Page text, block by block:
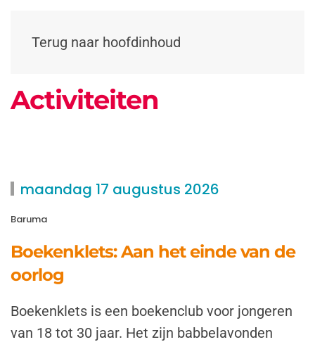
Terug naar hoofdinhoud
Activiteiten
maandag 17 augustus 2026
Baruma
Boekenklets: Aan het einde van de
oorlog
Boekenklets is een boekenclub voor jongeren
van 18 tot 30 jaar. Het zijn babbelavonden